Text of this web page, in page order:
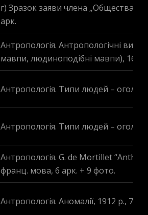
г) Зразок заяви члена „Общества
арк.
Антропологія. Антропологічні
мавпи, людиноподібні мавпи), 166
Антропологія. Типи людей –
Антропологія. Типи людей –
Антропологія. G. de Mortillet
франц. мова, 6 арк. + 9 фото.
Антропологія. Аномалії, 1912 р., 7